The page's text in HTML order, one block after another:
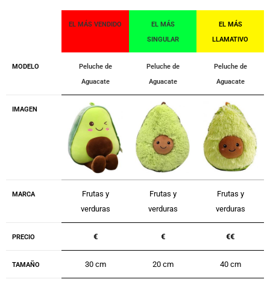
EL MÁS VENDIDO
EL MÁS
SINGULAR
EL MÁS
LLAMATIVO
MODELO
Peluche de
Aguacate
Peluche de
Aguacate
Peluche de
Aguacate
IMAGEN
MARCA
Frutas y
verduras
Frutas y
verduras
Frutas y
verduras
PRECIO € € €€
TAMAÑO 30 cm 20 cm 40 cm